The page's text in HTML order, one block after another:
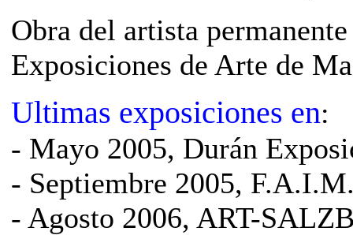
Obra del artista
Exposiciones de Arte de
Ultimas exposiciones en:
- Mayo 2005, Durán
- Septiembre 2005,
- Agosto 2006, ART-